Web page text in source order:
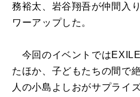
務裕太、岩谷翔吾が仲間入
ワーアップした。
今回のイベントでは
たほか、子どもたちの間で
人の小島よしおがサプライ